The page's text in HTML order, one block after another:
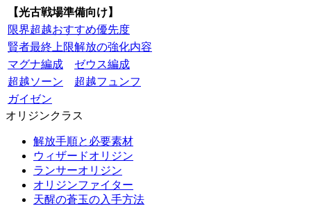
【光古戦場準備向け】
限界超越おすすめ優先度
賢者最終上限解放の強化内容
マグナ編成
ゼウス編成
超越ソーン
超越フュンフ
ガイゼン
オリジンクラス
解放手順と必要素材
ウィザードオリジン
ランサーオリジン
オリジンファイター
天醒の蒼玉の入手方法